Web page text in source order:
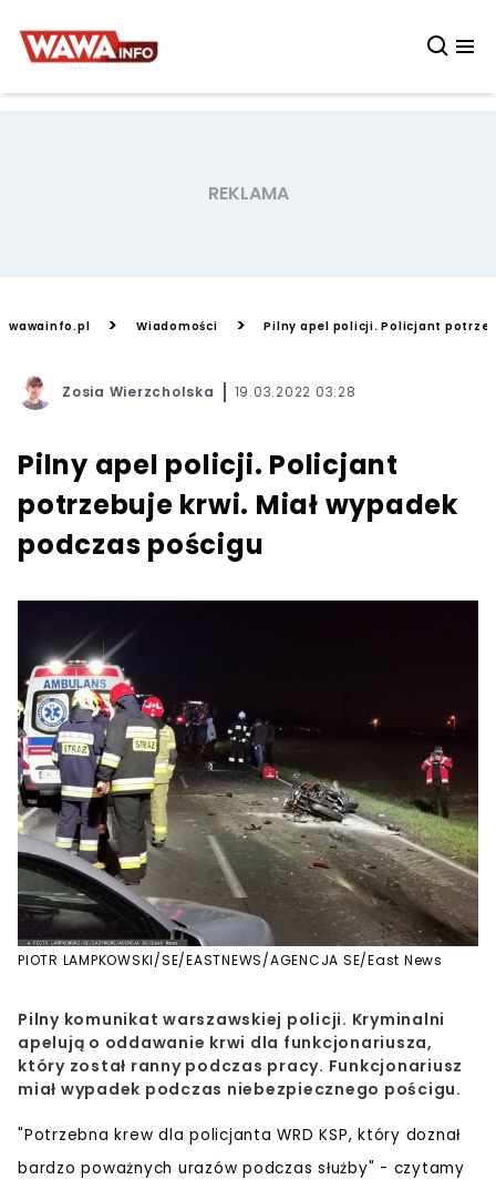
wawainfo.pl > Wiadomości > Pilny apel policji. Policjant
Zosia Wierzcholska 19.03.2022 03:28
Pilny apel policji. Policjant
potrzebuje krwi. Miał wypadek
podczas pościgu
PIOTR LAMPKOWSKI/SE/EASTNEWS/AGENCJA SE/East News
Pilny komunikat warszawskiej policji. Kryminalni
apelują o oddawanie krwi dla funkcjonariusza,
który został ranny podczas pracy. Funkcjonariusz
miał wypadek podczas niebezpiecznego pościgu.
"Potrzebna krew dla policjanta WRD KSP, który doznał
bardzo poważnych urazów podczas służby" - czytamy